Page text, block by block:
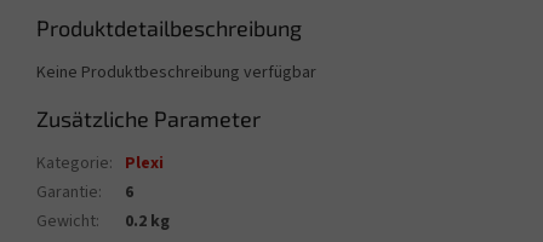
Produktdetailbeschreibung
Keine Produktbeschreibung verfügbar
Zusätzliche Parameter
Kategorie: Plexi
Garantie:
6
Gewicht:
0.2 kg